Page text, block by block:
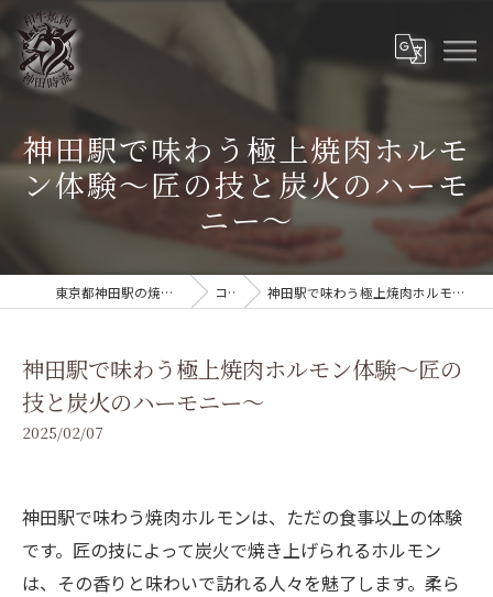
神田駅で味わう極上焼肉ホルモ
ン体験〜匠の技と炭火のハーモ
ニー〜
東京都神田駅の焼肉なら和牛焼肉 神田時流 コラム 神田駅で味わう極上焼肉ホルモン体験〜匠の技と炭火のハーモニー〜
神田駅で味わう極上焼肉ホルモン体験〜匠の
技と炭火のハーモニー〜
2025/02/07
神田駅で味わう焼肉ホルモンは、ただの食事以上の体験
です。匠の技によって炭火で焼き上げられるホルモン
は、その香りと味わいで訪れる人々を魅了します。柔ら